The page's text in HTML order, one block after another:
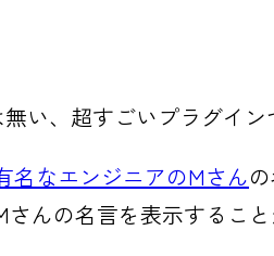
い、超すごいプラグイン
名なエンジニアのMさん
んの名言を表示すること